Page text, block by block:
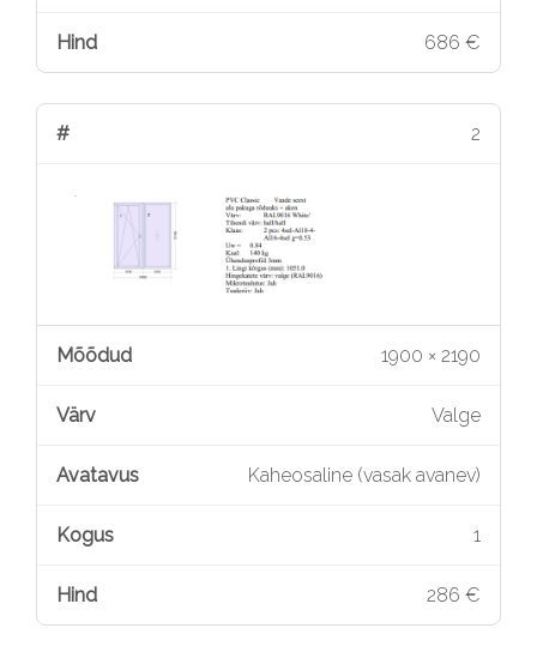
686 €
2
1900 × 2190
Valge
Kaheosaline (vasak avanev)
1
286 €